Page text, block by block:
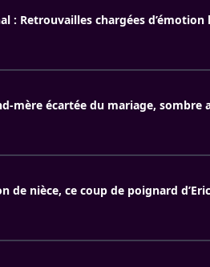
: Retrouvailles chargées
mère écartée du mariage, sombre
de nièce, ce coup de poignard d’Eric